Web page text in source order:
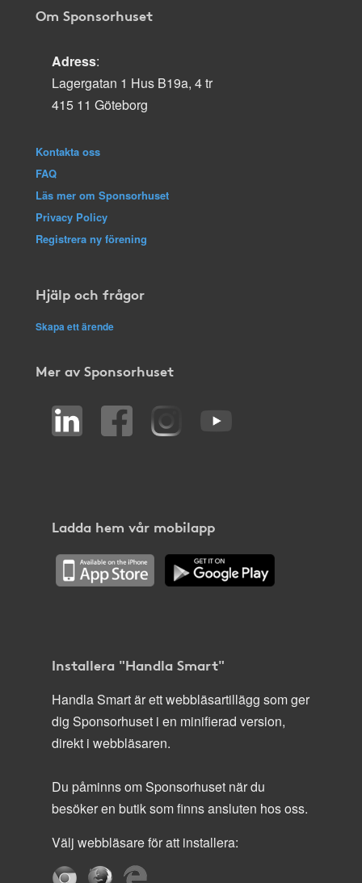
Om Sponsorhuset
Adress:
Lagergatan 1 Hus B19a, 4 tr
415 11 Göteborg
Kontakta oss
FAQ
Läs mer om Sponsorhuset
Privacy Policy
Registrera ny förening
Hjälp och frågor
Skapa ett ärende
Mer av Sponsorhuset
Ladda hem vår mobilapp
Installera "Handla Smart"
Handla Smart är ett webbläsartillägg som ger
dig Sponsorhuset i en minifierad version,
direkt i webbläsaren.
Du påminns om Sponsorhuset när du
besöker en butik som finns ansluten hos oss.
Välj webbläsare för att installera: